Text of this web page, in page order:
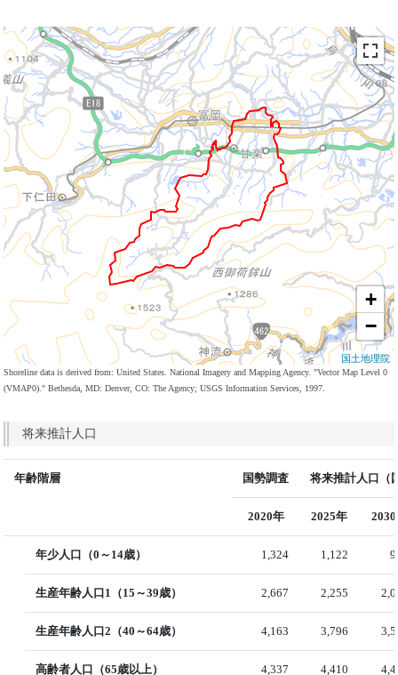
+
−
国土地理院
Shoreline data is derived from: United States. National Imagery and Mapping Agency. "Vector Map Level 0
(VMAP0)." Bethesda, MD: Denver, CO: The Agency; USGS Information Services, 1997.
将来推計人口
年齢階層 国勢調査 将来推計人口（
2020年 2025年
年少人口（0～14歳） 1,324 1,122
生産年齢人口1（15～39歳） 2,667 2,255
生産年齢人口2（40～64歳） 4,163 3,796
高齢者人口（65歳以上） 4,337 4,410